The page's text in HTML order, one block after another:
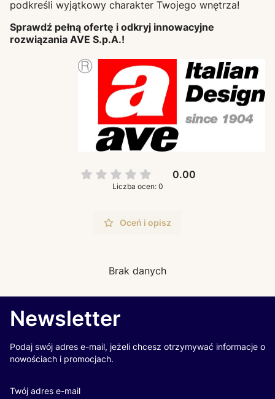
podkreśli wyjątkowy charakter Twojego wnętrza!
Sprawdź pełną ofertę i odkryj innowacyjne
rozwiązania AVE S.p.A.!
0.00
Liczba ocen: 0
Oceń i opisz
Brak danych
Newsletter
Podaj swój adres e-mail, jeżeli chcesz otrzymywać informacje o
nowościach i promocjach.
Twój adres e-mail